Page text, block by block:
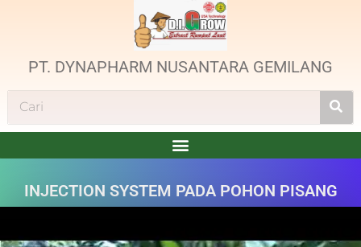
PT. DYNAPHARM NUSANTARA GEMILANG
INJECTION SYSTEM PADA POHON PISANG